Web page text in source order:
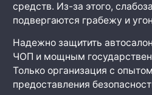
средств. Из-за этого,
подвергаются грабежу и
Надежно защитить
ЧОП и мощным
Только организация с
предоставления